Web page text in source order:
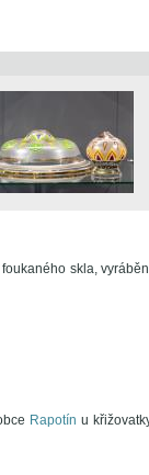
skla,
Rapotín u